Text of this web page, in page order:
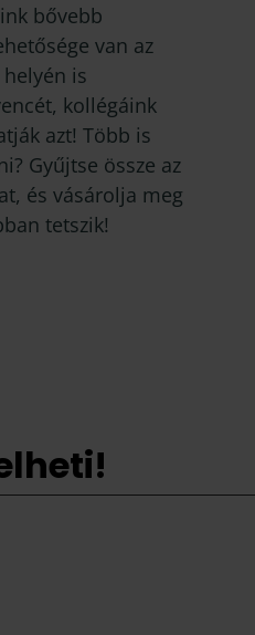
bővebb
van az
is
kollégáink
azt! Több is
Gyűjtse össze az
és vásárolja meg
tetszik!